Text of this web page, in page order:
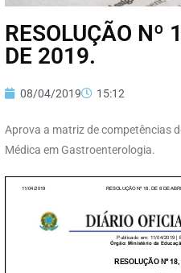
RESOLUÇÃO Nº
DE 2019.
08/04/2019 15:12
Aprova a matriz de competências
Médica em Gastroenterologia.